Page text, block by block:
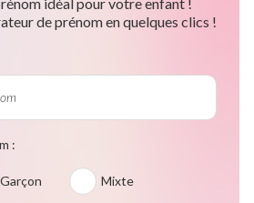
de prénom en quelques clics !
:
Garçon Mixte